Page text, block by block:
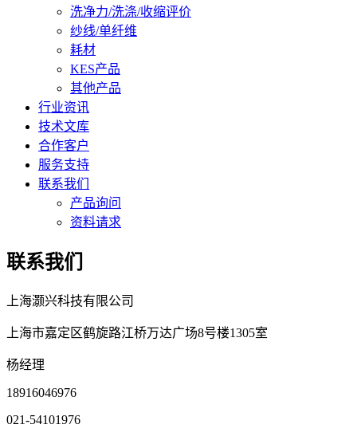
洗净力/洗涤/收缩评价
纱线/单纤维
耗材
KES产品
其他产品
行业资讯
技术文库
合作客户
服务支持
联系我们
产品询问
资料请求
联系我们
上海灏兴科技有限公司
上海市嘉定区鹤旋路江桥万达广场8号楼1305室
杨经理
18916046976
021-54101976